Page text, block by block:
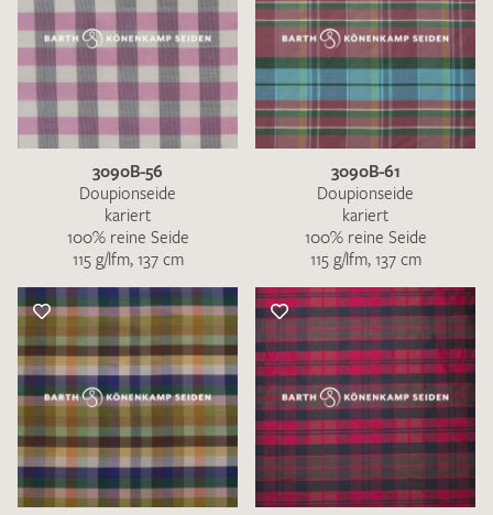
3090B-56
Doupionseide
kariert
100% reine Seide
115 g/lfm, 137 cm
3090B-61
Doupionseide
kariert
100% reine Seide
115 g/lfm, 137 cm